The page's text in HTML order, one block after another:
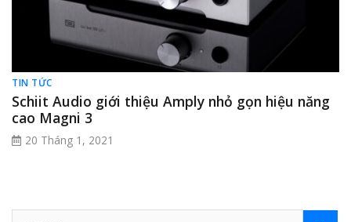
TIN TỨC
Schiit Audio giới thiệu Amply nhỏ gọn hiệu năng
cao Magni 3
20 Tháng 1, 2021